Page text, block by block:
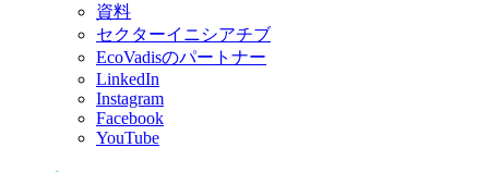
資料
セクターイニシアチブ
EcoVadisのパートナー
LinkedIn
Instagram
Facebook
YouTube